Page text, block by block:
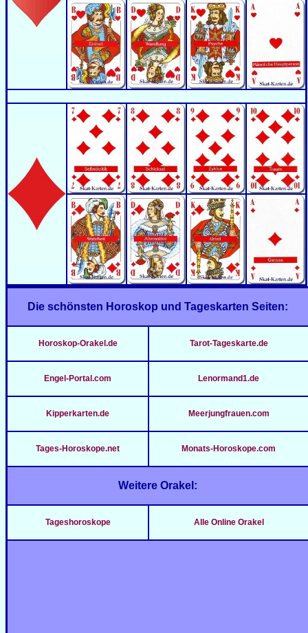
Die schönsten Horoskop und Tageskarten Seiten:
Horoskop-Orakel.de Tarot-Tageskarte.de
Engel-Portal.com Lenormand1.de
Kipperkarten.de Meerjungfrauen.com
Tages-Horoskope.net Monats-Horoskope.com
Weitere Orakel:
Tageshoroskope Alle Online Orakel